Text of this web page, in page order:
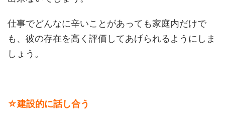
仕事でどんなに辛いことがあっても家庭内だけで
も、彼の存在を高く評価してあげられるようにしま
しょう。
☆建設的に話し合う